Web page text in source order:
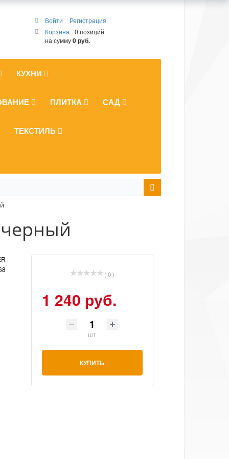
Войти
Регистрация
Корзина
0 позиций
на сумму0 руб.
КУХНИ
ПЛИТКА САД
ТЕКСТИЛЬ
( 0 )
1 240 руб.
шт
КУПИТЬ